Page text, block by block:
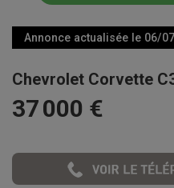
Annonce actualisée le 06/
Chevrolet Corvette
37 000 €